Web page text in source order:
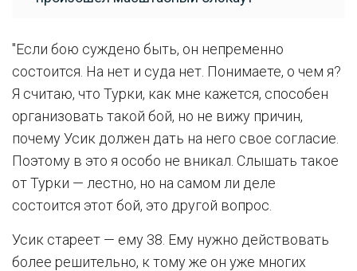
"Если бою суждено быть, он непременно
состоится. На нет и суда нет. Понимаете, о чем я?
Я считаю, что Турки, как мне кажется, способен
организовать такой бой, но не вижу причин,
почему Усик должен дать на него свое согласие.
Поэтому в это я особо не вникал. Слышать такое
от Турки — лестно, но на самом ли деле
состоится этот бой, это другой вопрос.
Усик стареет — ему 38. Ему нужно действовать
более решительно, к тому же он уже многих